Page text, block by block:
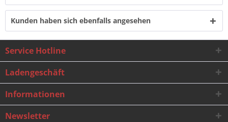
Kunden haben sich ebenfalls angesehen
Service Hotline
Ladengeschäft
Informationen
Newsletter